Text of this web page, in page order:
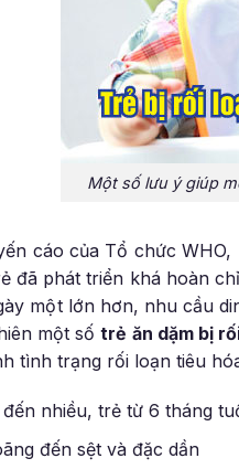
Một số lưu ý giúp
cáo của Tổ chức
đã phát triển khá hoàn
một lớn hơn, nhu cầu
một sốtrẻ ăn dặm bị
tình trạng rối loạn tiêu
nhiều, trẻ từ 6 tháng
đến sệt và đặc dần